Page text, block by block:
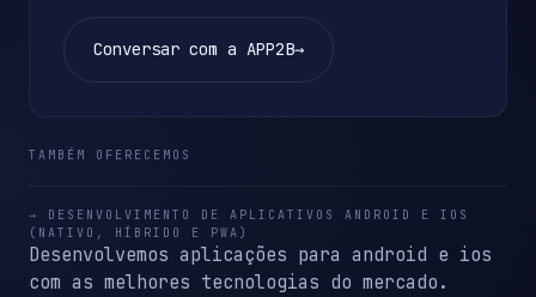
Conversar com a APP2B→
TAMBÉM OFERECEMOS
→ DESENVOLVIMENTO DE APLICATIVOS ANDROID E IOS
(NATIVO, HÍBRIDO E PWA)
Desenvolvemos aplicações para android e ios
com as melhores tecnologias do mercado.